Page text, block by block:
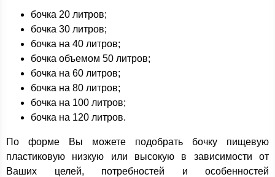
бочка 20 литров;
бочка 30 литров;
бочка на 40 литров;
бочка объемом 50 литров;
бочка на 60 литров;
бочка на 80 литров;
бочка на 100 литров;
бочка на 120 литров.
По форме Вы можете подобрать бочку пищевую
пластиковую низкую или высокую в зависимости от
Ваших целей, потребностей и особенностей